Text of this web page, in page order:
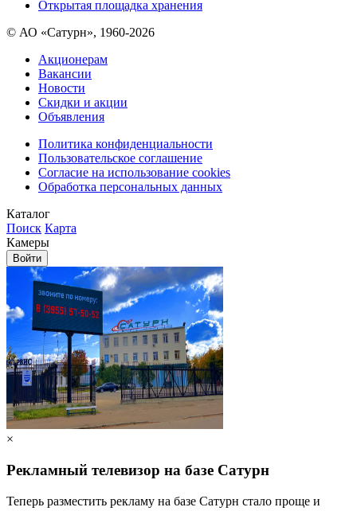
Открытая площадка хранения
© АО «Сатурн», 1960-2026
Акционерам
Вакансии
Новости
Скидки и акции
Объявления
Политика конфиденциальности
Пользовательское соглашение
Согласие на использование cookies
Обработка персональных данных
Каталог
Поиск Карта
Камеры
Войти
×
Рекламный телевизор на базе Сатурн
Теперь разместить рекламу на базе Сатурн стало проще и